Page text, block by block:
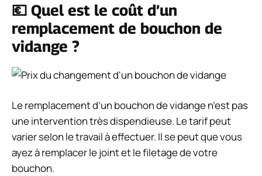
💶 Quel est le coût d’un
remplacement de bouchon de
vidange ?
Le remplacement d’un bouchon de vidange n’est pas
une intervention très dispendieuse. Le tarif peut
varier selon le travail à effectuer. Il se peut que vous
ayez à remplacer le joint et le filetage de votre
bouchon.